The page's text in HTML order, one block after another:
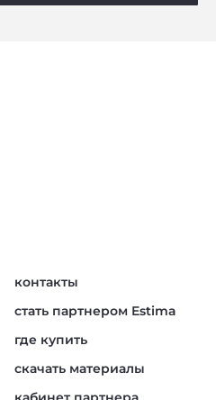
контакты
стать партнером Estima
где купить
скачать материалы